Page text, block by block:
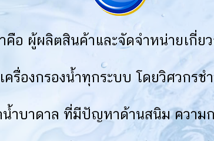
คือ ผู้ผลิตสินค้าและจัดจำหน่ายเกี่ย
รื่องกรองน้ำทุกระบบ โดยวิศวกร
น้ำบาดาล ที่มีปัญหาด้านสนิม ความ